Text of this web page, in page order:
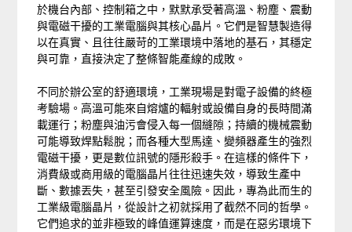
於機台內部、控制箱之中，默默承受著高溫、粉塵、震動
與電磁干擾的工業電腦與其核心晶片。它們是智慧製造得
以在真實、且往往嚴苛的工業環境中落地的基石，其穩定
與可靠，直接決定了整條智能產線的成敗。
不同於辦公室的舒適環境，工業現場是對電子設備的終極
考驗場。高溫可能來自熔爐的輻射或設備自身的長時間滿
載運行；粉塵與油污會侵入每一個縫隙；持續的機械震動
可能導致焊點鬆脫；而各種大型馬達、變頻器產生的強烈
電磁干擾，更是數位訊號的隱形殺手。在這樣的條件下，
消費級或商用級的電腦晶片往往迅速失效，導致生產中
斷、數據丟失，甚至引發安全風險。因此，專為此而生的
工業級電腦晶片，從設計之初就採用了截然不同的哲學。
它們追求的並非極致的峰值運算速度，而是在惡劣環境下